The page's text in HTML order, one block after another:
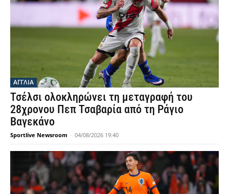
ΑΓΓΛΙΑ
Τσέλσι ολοκληρώνει τη μεταγραφή του
28χρονου Πεπ Τσαβαρία από τη Ράγιο
Βαγεκάνο
Sportlive Newsroom - 04/08/2026 19:40